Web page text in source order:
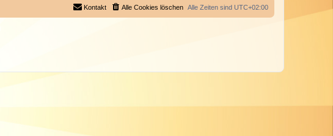
Alle Zeiten sind UTC+02:00
Alle Cookies löschen
Kontakt